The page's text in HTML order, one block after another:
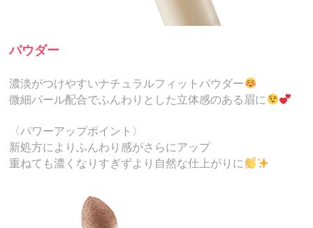
パウダー
濃淡がつけやすいナチュラルフィットパウダー
微細パール配合でふんわりとした立体感のある眉に
〈パワーアップポイント〉
新処方によりふんわり感がさらにアップ
重ねても濃くなりすぎずより自然な仕上がりに